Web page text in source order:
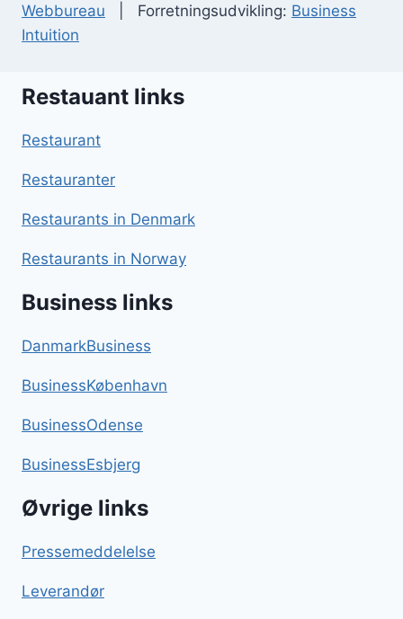
Webbureau | Forretningsudvikling: Business
Intuition
Restauant links
Restaurant
Restauranter
Restaurants in Denmark
Restaurants in Norway
Business links
DanmarkBusiness
BusinessKøbenhavn
BusinessOdense
BusinessEsbjerg
Øvrige links
Pressemeddelelse
Leverandør